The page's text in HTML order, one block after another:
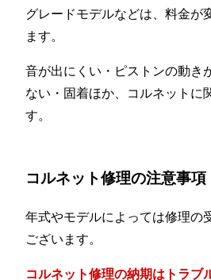
グレードモデルなどは、料金が
ます。
音が出にくい・ピストンの動き
ない・固着ほか、コルネットに
す。
コルネット修理の注意事項
年式やモデルによっては修理の
ございます。
コルネット修理の納期はトラブ